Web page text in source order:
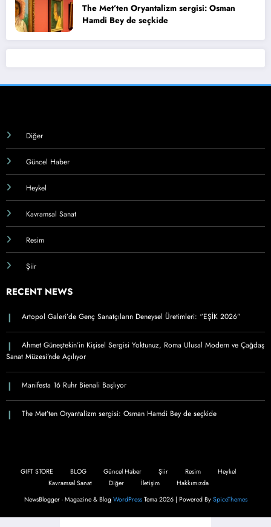
The Met’ten Oryantalizm sergisi: Osman
Hamdi Bey de seçkide
Diğer
Güncel Haber
Heykel
Kavramsal Sanat
Resim
Şiir
RECENT NEWS
Artopol Galeri’de Genç Sanatçıların Deneysel Üretimleri: “EŞİK 2026”
Ahmet Güneştekin’in Kişisel Sergisi Yoktunuz, Roma Ulusal Modern ve Çağdaş
Sanat Müzesi’nde Açılıyor
Manifesta 16 Ruhr Bienali Başlıyor
The Met’ten Oryantalizm sergisi: Osman Hamdi Bey de seçkide
GIFT STORE BLOG Güncel Haber Şiir Resim
Heykel
Kavramsal Sanat
Diğer İletişim
Hakkımızda
NewsBlogger - Magazine & Blog WordPressTema 2026 | Powered By SpiceThemes